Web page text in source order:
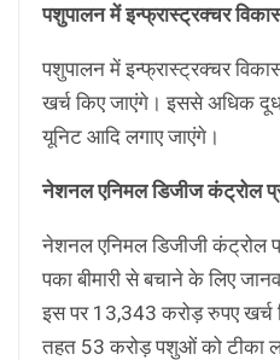
पशुपालन में इन्फ्रास्ट्रक्चर
पशुपालन में इन्फ्रास्ट्रक्चर
खर्च किए जाएंगे। इससे अधिक दूध
यूनिट आदि लगाए जाएंगे।
नेशनल एनिमल डिजीज कंट्रोल
नेशनल एनिमल डिजीजी कंट्रोल
पका बीमारी से बचाने के लिए
इस पर 13,343 करोड़ रुपए खर्च
तहत 53 करोड़ पशुओं को टीका